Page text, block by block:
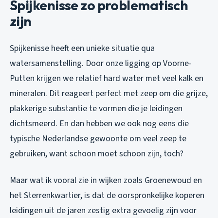
Spijkenisse zo problematisch
zijn
Spijkenisse heeft een unieke situatie qua
watersamenstelling. Door onze ligging op Voorne-
Putten krijgen we relatief hard water met veel kalk en
mineralen. Dit reageert perfect met zeep om die grijze,
plakkerige substantie te vormen die je leidingen
dichtsmeerd. En dan hebben we ook nog eens die
typische Nederlandse gewoonte om veel zeep te
gebruiken, want schoon moet schoon zijn, toch?
Maar wat ik vooral zie in wijken zoals Groenewoud en
het Sterrenkwartier, is dat de oorspronkelijke koperen
leidingen uit de jaren zestig extra gevoelig zijn voor